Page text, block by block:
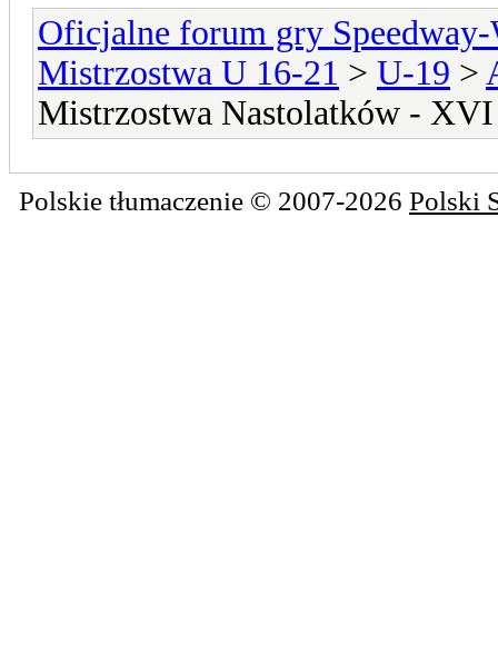
Oficjalne forum gry
Mistrzostwa U 16-21 > U-19 >
Mistrzostwa Nastolatków -
Polskie tłumaczenie © 2007-2026 Polski